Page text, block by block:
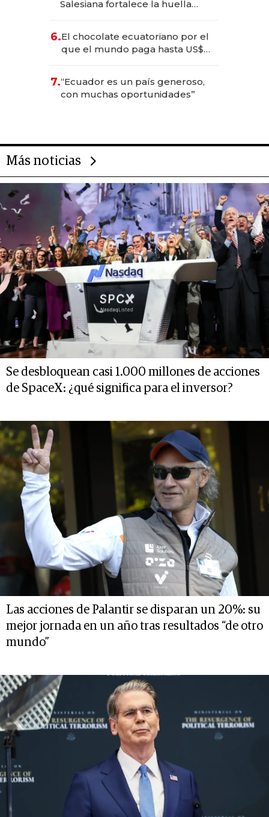
Salesiana fortalece la huella
6.El chocolate ecuatoriano por el
que el mundo paga hasta US$
7.“Ecuador es un país generoso,
con muchas oportunidades”
Más noticias
Se desbloquean casi 1.000 millones de acciones
de SpaceX: ¿qué significa para el inversor?
Las acciones de Palantir se disparan un 20%: su
mejor jornada en un año tras resultados “de otro
mundo”